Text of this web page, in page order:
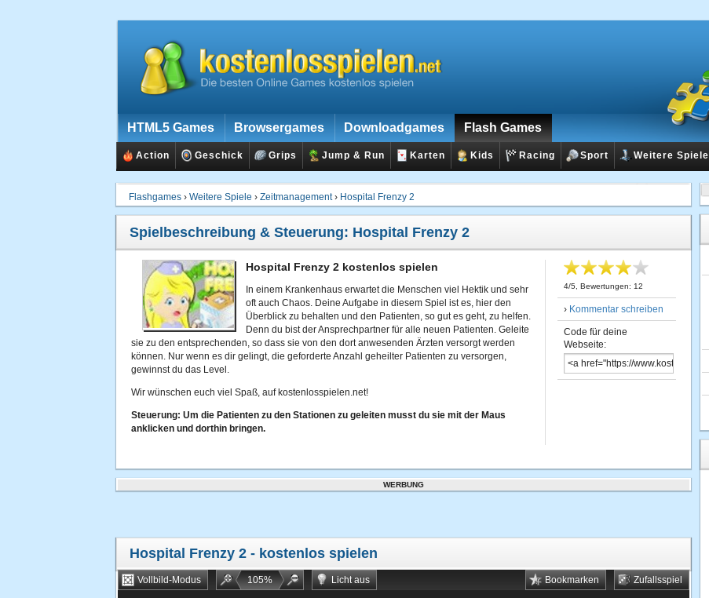
HTML5 Games Browsergames Downloadgames Flash Games
Action Geschick Grips Jump & Run Karten Kids Racing Sport Weitere Spiele
Flashgames › Weitere Spiele › Zeitmanagement› Hospital Frenzy 2
Spielbeschreibung & Steuerung: Hospital Frenzy 2
Hospital Frenzy 2 kostenlos spielen
In einem Krankenhaus erwartet die Menschen viel Hektik und sehr
oft auch Chaos. Deine Aufgabe in diesem Spiel ist es, hier den
Überblick zu behalten und den Patienten, so gut es geht, zu helfen.
Denn du bist der Ansprechpartner für alle neuen Patienten. Geleite
sie zu den entsprechenden, so dass sie von den dort anwesenden Ärzten versorgt werden
können. Nur wenn es dir gelingt, die geforderte Anzahl geheilter Patienten zu versorgen,
gewinnst du das Level.
Wir wünschen euch viel Spaß, auf kostenlosspielen.net!
Steuerung: Um die Patienten zu den Stationen zu geleiten musst du sie mit der Maus
anklicken und dorthin bringen.
4/5 , Bewertungen: 12
› Kommentar schreiben
Code für deine
Webseite:
WERBUNG
Hospital Frenzy 2 - kostenlos spielen
Vollbild-Modus 105% Licht aus Zufallsspiel
Bookmarken